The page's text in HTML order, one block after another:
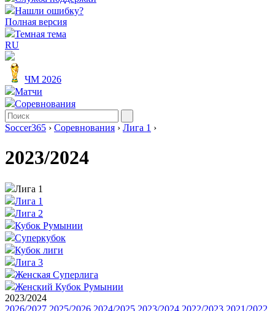
Нашли ошибку?
Полная версия
Темная тема
RU
ЧМ 2026
Матчи
Соревнования
Soccer365 › Соревнования › Лига 1 ›
2023/2024
Лига 1
Лига 1
Лига 2
Кубок Румынии
Суперкубок
Кубок лиги
Лига 3
Женская Суперлига
Женский Кубок Румынии
2023/2024
2026/2027 2025/2026 2024/2025 2023/2024 2022/2023 2021/2022